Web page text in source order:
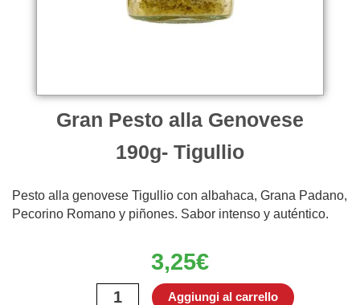
Gran Pesto alla Genovese
190g- Tigullio
Pesto alla genovese Tigullio con albahaca, Grana Padano,
Pecorino Romano y piñones. Sabor intenso y auténtico.
3,25€
Aggiungi al carrello